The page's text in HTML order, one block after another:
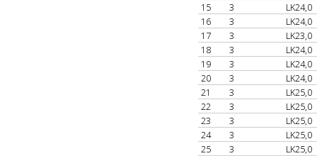
15
3
LK24,0
16
3
LK24,0
17
3
LK23,0
18
3
LK24,0
19
3
LK24,0
20
3
LK24,0
21
3
LK25,0
22
3
LK25,0
23
3
LK25,0
24
3
LK25,0
25
3
LK25,0